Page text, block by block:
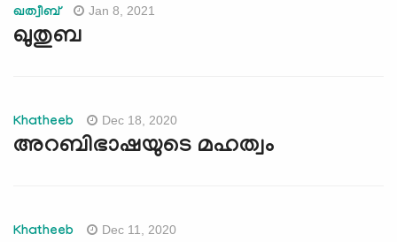
ഖത്വീബ് Jan 8, 2021
ഖുതുബ
Khatheeb Dec 18, 2020
അറബിഭാഷയുടെ മഹത്വം
Khatheeb Dec 11, 2020